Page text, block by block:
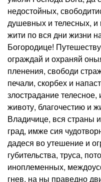
недостойных,
душевных и телесных,
жити по вся дни жизни
Богородице!
ограждай и охраняй
пленения, свободи
печали, скорбех и
злострадание
животу, благочестию и
Владичице, вся страны
град, имже сия
дадеся во утешение и
губительства, труса,
иноплеменных,
гнев, на ны праведно